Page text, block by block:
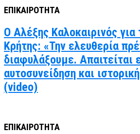
ΕΠΙΚΑΙΡΟΤΗΤΑ
Ο Αλέξης Καλοκαιρινός
Κρήτης: «Την ελευθερία
διαφυλάξουμε. Απαιτείται
αυτοσυνείδηση και
(video)
ΕΠΙΚΑΙΡΟΤΗΤΑ